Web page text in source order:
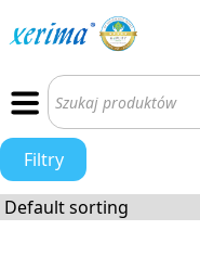
Wyszukiwarka
produktów
Filtry